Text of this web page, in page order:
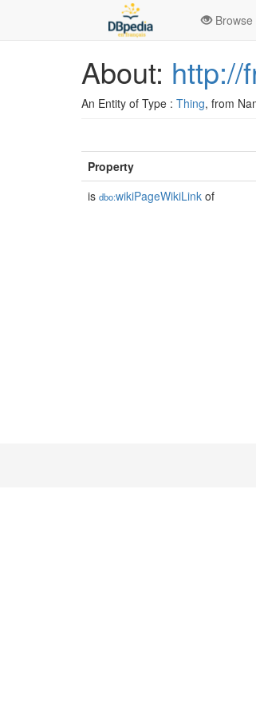
Browse
About: http://
An Entity of Type : Thing, from
Property
is dbo:wikiPageWikiLink of